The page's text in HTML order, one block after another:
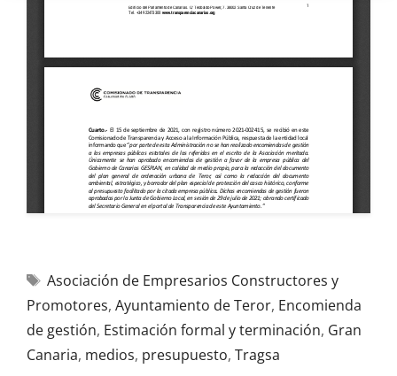
Asociación de Empresarios Constructores y
Promotores, Ayuntamiento de Teror, Encomienda
de gestión, Estimación formal y terminación, Gran
Canaria, medios, presupuesto, Tragsa